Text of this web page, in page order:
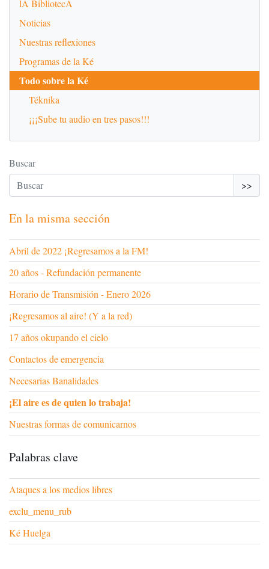
lA BibliotecA
Noticias
Nuestras reflexiones
Programas de la Ké
Todo sobre la Ké
Téknika
¡¡¡Sube tu audio en tres pasos!!!
Buscar
>>
En la misma sección
Abril de 2022 ¡Regresamos a la FM!
20 años - Refundación permanente
Horario de Transmisión - Enero 2026
¡Regresamos al aire! (Y a la red)
17 años okupando el cielo
Contactos de emergencia
Necesarias Banalidades
¡El aire es de quien lo trabaja!
Nuestras formas de comunicarnos
Palabras clave
Ataques a los medios libres
exclu_menu_rub
Ké Huelga